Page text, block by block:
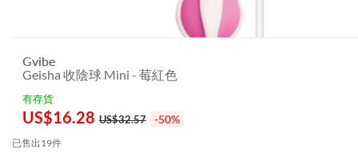
Gvibe
Geisha 收陰球 Mini - 莓紅色
有存貨
US$16.28 US$32.57 -50%
已售出19件